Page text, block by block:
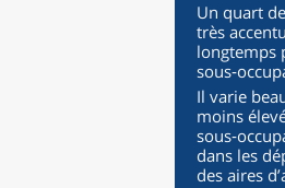
Un quart
très
longtemps
Il varie
moins
dans les
des aires